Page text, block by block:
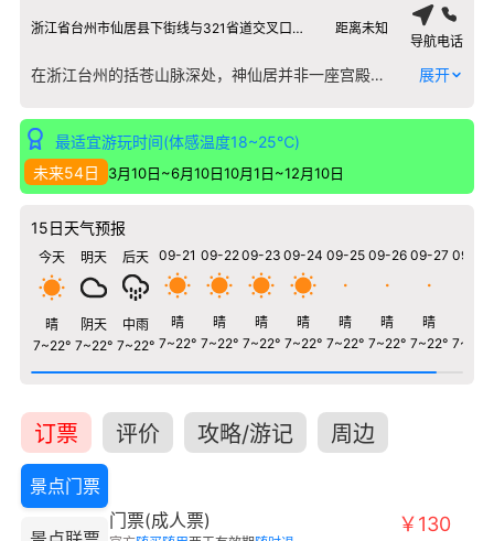
浙江省台州市仙居县下街线与321省道交叉口南180米
距离未知
导航电话
在浙江台州的括苍山脉深处，神仙居并非一座宫殿或庙宇，而是一片由亿万年前火山流纹岩雕琢而成的峰林世界。这里最引人注目的，是上百座巍然耸立的岩柱，它们拔地而起，形态各异，构成了“观音峰”、“如来神掌”等天然巨像，其密集程度与造型的丰富性，在中国东南丘陵地带实属罕见。 游览神仙居，是一场穿行于山脊与峡谷之间的立体旅程。沿着悬于峭壁之上的栈道行走，脚下是深不见底的幽谷，身旁是触手可及的云雾与奇峰。景区内南北两条索道，将您直接送至山巅，大大降低了探索这片险峻之地的体力门槛。雨后初晴时分，云海翻涌，群峰如岛礁般浮于其上，“神仙居”之名便在此刻得到了最生动的诠释。 无论是沿着山涧探寻瀑布的清幽，还是立于高空栈桥感受山风的激荡，这里的地质奇观与变幻的岚霭，共同营造出一种超脱尘世的意境，等待您亲身步入这幅流动的山水画卷。 展开
最适宜游玩时间(体感温度18~25℃)
未来54日
3月10日~6月10日10月1日~12月10日
15日天气预报
今天
晴
7~22°
明天
阴天
7~22°
后天
中雨
7~22°
09-21
晴
7~22°
09-22
晴
7~22°
09-23
晴
7~22°
09-24
晴
7~22°
09-25
晴
7~22°
09-26
晴
7~22°
09-27
晴
7~22°
09-28
7~22°
订票 评价 攻略/游记 周边
景点门票
门票(成人票) ￥130